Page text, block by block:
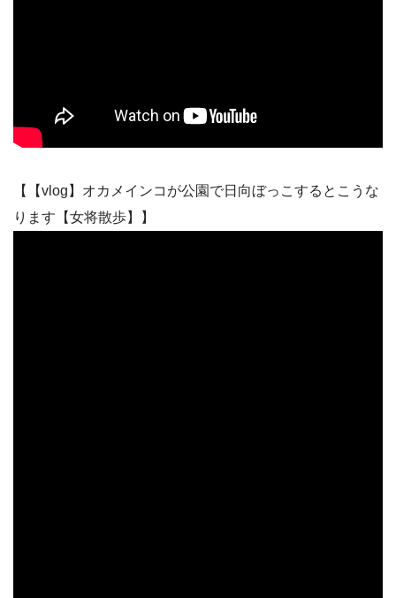
【【vlog】オカメインコが公園で日向ぼっこするとこうな
ります【女将散歩】】